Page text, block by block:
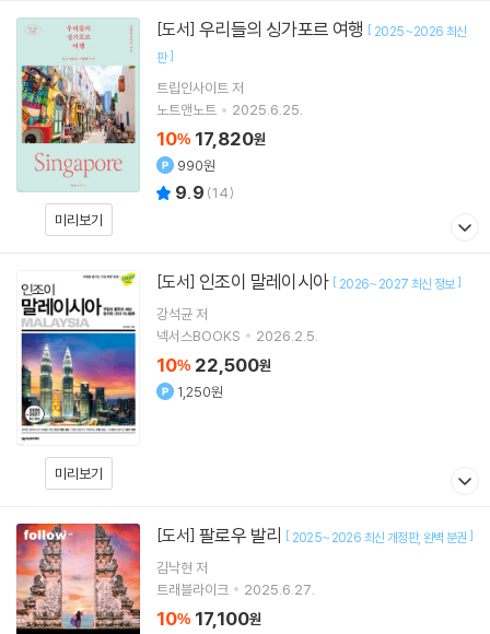
미리보기
[도서] 우리들의 싱가포르 여행 [ 2025~2026 최신
판]
트립인사이트저
노트앤노트
2025.6.25.
10% 17,820원
990원
9.9 (14)
미리보기
[도서] 인조이 말레이시아 [ 2026~2027 최신 정보 ]
강석균저
넥서스BOOKS
2026.2.5.
10% 22,500원
1,250원
[도서] 팔로우 발리 [ 2025~2026 최신 개정판 완벽 분권 ]
김낙현 저
트래블라이크
2025.6.27.
10% 17,100원